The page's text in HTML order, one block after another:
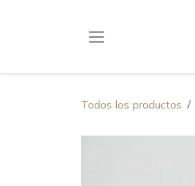
Todos los productos